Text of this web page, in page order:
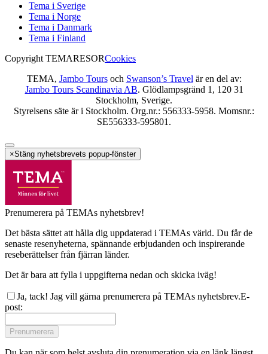
Tema i Sverige
Tema i Norge
Tema i Danmark
Tema i Finland
Copyright TEMARESORCookies
TEMA, Jambo Toursoch Swanson’s Travelär en del av:
Jambo Tours Scandinavia AB. Glödlampsgränd 1, 120 31
Stockholm, Sverige.
Styrelsens säte är i Stockholm. Org.nr.: 556333-5958. Momsnr.:
SE556333-595801.
×Stäng nyhetsbrevets popup-fönster
Prenumerera på TEMAs nyhetsbrev!
Det bästa sättet att hålla dig uppdaterad i TEMAs värld. Du får de
senaste resenyheterna, spännande erbjudanden och inspirerande
reseberättelser från fjärran länder.
Det är bara att fylla i uppgifterna nedan och skicka iväg!
Ja, tack! Jag vill gärna prenumerera på TEMAs nyhetsbrev.E-
post:
Prenumerera